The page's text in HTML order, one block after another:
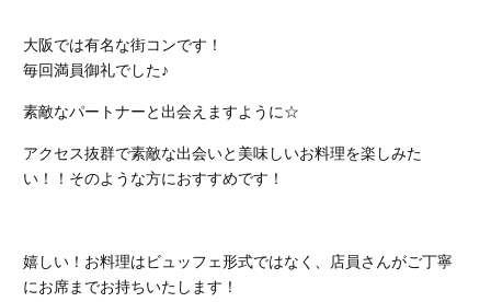
大阪では有名な街コンです！
毎回満員御礼でした♪
素敵なパートナーと出会えますように☆
アクセス抜群で素敵な出会いと美味しいお料理を楽しみた
い！！そのような方におすすめです！
嬉しい！お料理はビュッフェ形式ではなく、店員さんがご丁寧
にお席までお持ちいたします！